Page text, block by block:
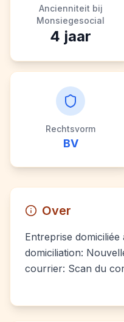
Ancienniteit bij
Monsiegesocial
4 jaar
Rechtsvorm
BV
Over
Entreprise
domiciliation:
courrier: Scan du